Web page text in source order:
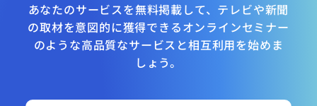
あなたのサービスを無料掲載して、テレビや新聞
の取材を意図的に獲得できるオンラインセミナー
のような高品質なサービスと相互利用を始めま
しょう。